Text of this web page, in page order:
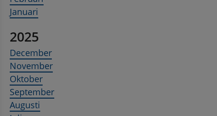
Januari
2025
December
November
Oktober
September
Augusti